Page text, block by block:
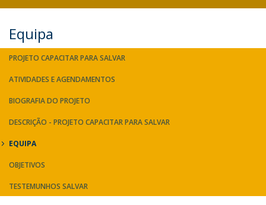
Equipa
PROJETO CAPACITAR PARA SALVAR
ATIVIDADES E AGENDAMENTOS
BIOGRAFIA DO PROJETO
DESCRIÇÃO - PROJETO CAPACITAR PARA SALVAR
EQUIPA
OBJETIVOS
TESTEMUNHOS SALVAR